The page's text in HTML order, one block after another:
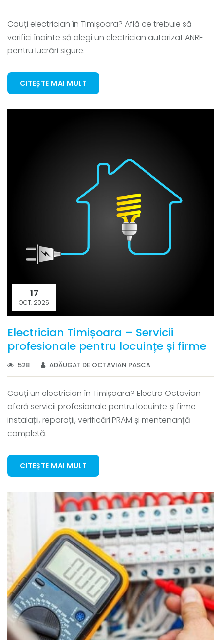
Cauți electrician în Timișoara? Află ce trebuie să
verifici înainte să alegi un electrician autorizat ANRE
pentru lucrări sigure.
CITEȘTE MAI MULT
17
OCT. 2025
Electrician Timișoara – Servicii
profesionale pentru locuințe și firme
528 ADĂUGAT DE OCTAVIAN PASCA
Cauți un electrician în Timișoara? Electro Octavian
oferă servicii profesionale pentru locuințe și firme –
instalații, reparații, verificări PRAM și mentenanță
completă.
CITEȘTE MAI MULT